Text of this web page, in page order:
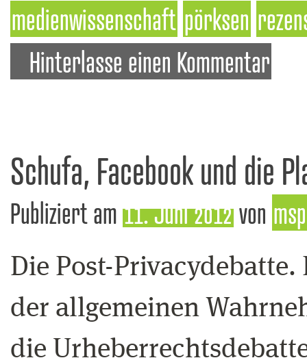
medienwissenschaft pörksen
Hinterlasse einen Kommentar
Schufa, Facebook und die
Publiziert am 11. Juni 2012von
Die Post-
der allgemeinen
die